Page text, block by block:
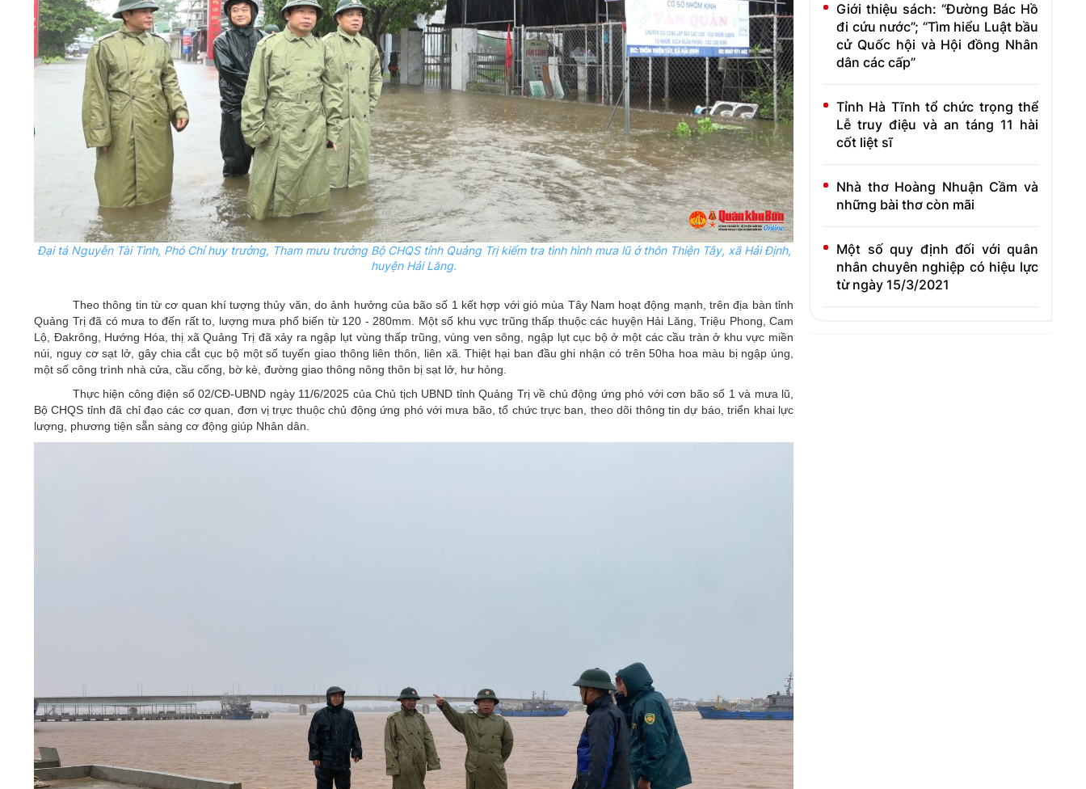
Đại tá Nguyễn Tài Tình, Phó Chỉ huy trưởng, Tham mưu trưởng Bộ CHQS tỉnhQuảng Trị kiểm tra tình hình mưa lũ ở thôn Thiện Tây, xã Hải Định,
huyện Hải Lăng.
Theo thông tin từ cơ quan khí tượng thủy văn, do ảnh hưởng của bão số 1 kết hợp với gió mùa Tây Nam hoạt động mạnh, trên địa bàn tỉnh
Quảng Trị đã có mưa to đến rất to, lượng mưa phổ biến từ 120 - 280mm. Một số khu vực trũng thấp thuộc các huyện Hải Lăng, Triệu Phong, Cam
Lộ, Đakrông, Hướng Hóa, thị xã Quảng Trị đã xảy ra ngập lụt vùng thấp trũng, vùng ven sông, ngập lụt cục bộ ở một các cầu tràn ở khu vực miền
núi, nguy cơ sạt lở, gây chia cắt cục bộ một số tuyến giao thông liên thôn, liên xã. Thiệt hại ban đầu ghi nhận có trên 50ha hoa màu bị ngập úng,
một số công trình nhà cửa, cầu cống, bờ kè, đường giao thông nông thôn bị sạt lở, hư hỏng.
Thực hiện công điện số 02/CĐ-UBND ngày 11/6/2025 của Chủ tịch UBND tỉnh Quảng Trị về chủ động ứng phó với cơn bão số 1 và mưa lũ,
Bộ CHQS tỉnh đã chỉ đạo các cơ quan, đơn vị trực thuộc chủ động ứng phó với mưa bão, tổ chức trực ban, theo dõi thông tin dự báo, triển khai lực
lượng, phương tiện sẵn sàng cơ động giúp Nhân dân.
Giới thiệu sách: “Đường Bác Hồ
đi cứu nước”; “Tìm hiểu Luật bầu
cử Quốc hội và Hội đồng Nhân
dân các cấp”
Tỉnh Hà Tĩnh tổ chức trọng thể
Lễ truy điệu và an táng 11 hài
cốt liệt sĩ
Nhà thơ Hoàng Nhuận Cầm và
những bài thơ còn mãi
Một số quy định đối với quân
nhân chuyên nghiệp có hiệu lực
từ ngày 15/3/2021